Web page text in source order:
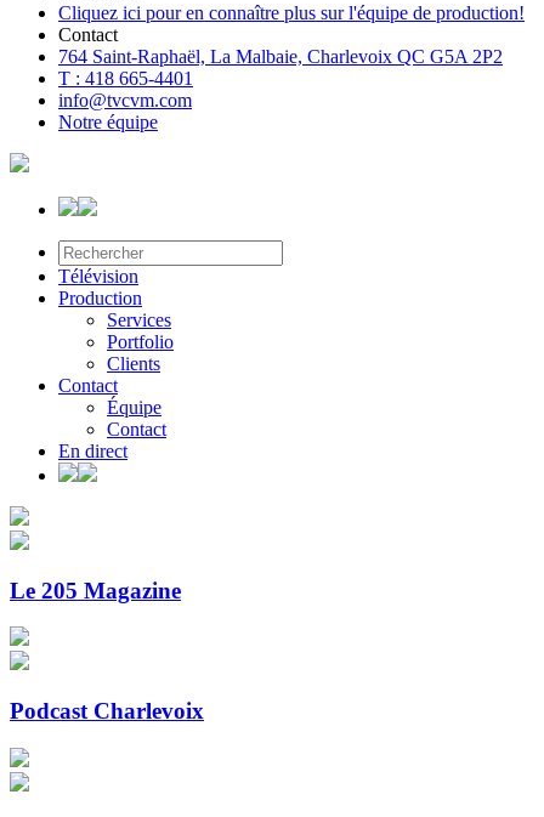
Cliquez ici pour en connaître plus sur l'équipe de production!
Contact
764 Saint-Raphaël, La Malbaie, Charlevoix QC G5A 2P2
T : 418 665-4401
info@tvcvm.com
Notre équipe
Télévision
Production
Services
Portfolio
Clients
Contact
Équipe
Contact
En direct
Le 205 Magazine
Podcast Charlevoix